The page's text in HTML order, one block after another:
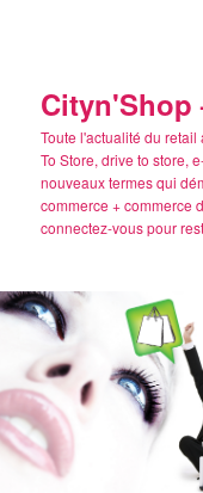
Cityn'Shop
Toute l'actualité du
To Store, drive to store,
nouveaux termes qui
commerce + commerce
connectez-vous pour